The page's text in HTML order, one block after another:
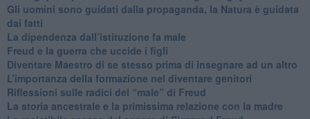
​Gli uomini sono guidati dalla propaganda, la Natura è guidata
dai fatti
La dipendenza dall’istituzione fa male
​Freud e la guerra che uccide i figli
​Diventare Maestro di se stesso prima di insegnare ad un altro
L’importanza della formazione nel diventare genitori
Riflessioni sulle radici del “male” di Freud
​La storia ancestrale e la primissima relazione con la madre